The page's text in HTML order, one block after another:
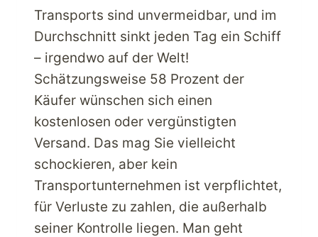
Transports sind unvermeidbar, und im
Durchschnitt sinkt jeden Tag ein Schiff
– irgendwo auf der Welt!
Schätzungsweise 58 Prozent der
Käufer wünschen sich einen
kostenlosen oder vergünstigten
Versand. Das mag Sie vielleicht
schockieren, aber kein
Transportunternehmen ist verpflichtet,
für Verluste zu zahlen, die außerhalb
seiner Kontrolle liegen. Man geht